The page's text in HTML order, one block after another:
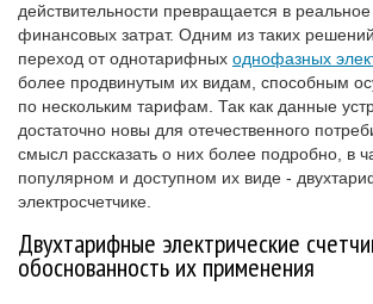
действительности превращается в
финансовых затрат. Одним из таких
переход от однотарифных однофазных
более продвинутым их видам, способным
по нескольким тарифам. Так как данные
достаточно новы для отечественного
смысл рассказать о них более подробно, в
популярном и доступном их виде -
электросчетчике.
Двухтарифные электрические
обоснованность их применения